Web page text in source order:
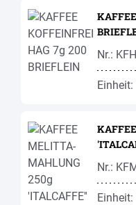
Nr.:
Einheit:
Nr.:
Einheit: